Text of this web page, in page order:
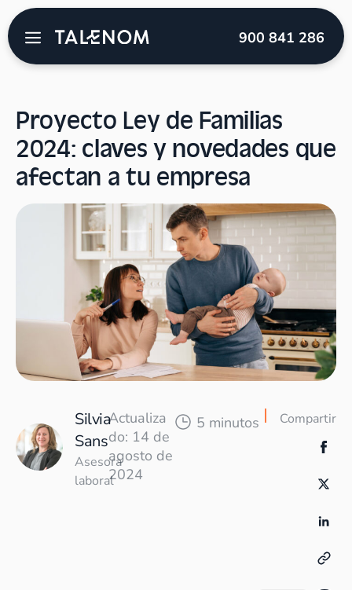
900 841 286
Familias 2024: claves y novedades que afectan a tu
Proyecto Ley de Familias
2024: claves y novedades que
afectan a tu empresa
Silvia
Sans
Asesora
laboral
Actualiza
do: 14 de
agosto de
2024
5 minutos Compartir